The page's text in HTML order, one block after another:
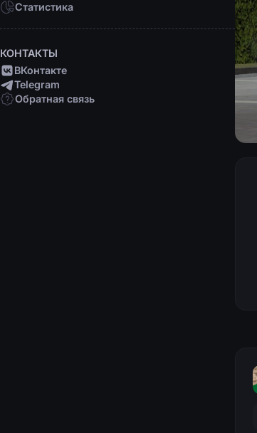
Статистика
КОНТАКТЫ
ВКонтакте
Telegram
Обратная связь